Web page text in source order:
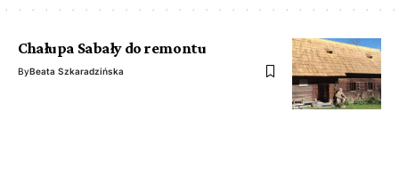
Chałupa Sabały do remontu
ByBeata Szkaradzińska